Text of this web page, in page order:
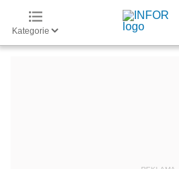
Kategorie